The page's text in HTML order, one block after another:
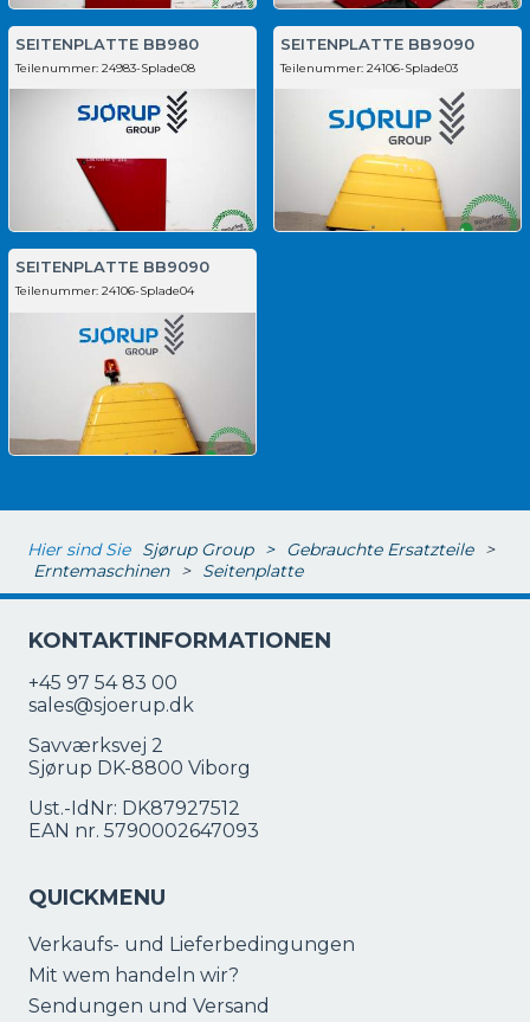
SEITENPLATTE BB980
Teilenummer: 24983-Splade08
SEITENPLATTE BB9090
Teilenummer: 24106-Splade03
SEITENPLATTE BB9090
Teilenummer: 24106-Splade04
Hier sind Sie Sjørup Group > Gebrauchte Ersatzteile >
Erntemaschinen > Seitenplatte
KONTAKTINFORMATIONEN
+45 97 54 83 00
sales@sjoerup.dk
Savværksvej 2
Sjørup DK-8800 Viborg
Ust.-IdNr: DK87927512
EAN nr. 5790002647093
QUICKMENU
Verkaufs- und Lieferbedingungen
Mit wem handeln wir?
Sendungen und Versand